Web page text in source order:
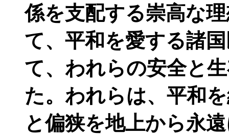
係を支配する崇高な
て、平和を愛する諸
て、われらの安全と
た。われらは、平和
と偏狭を地上から永